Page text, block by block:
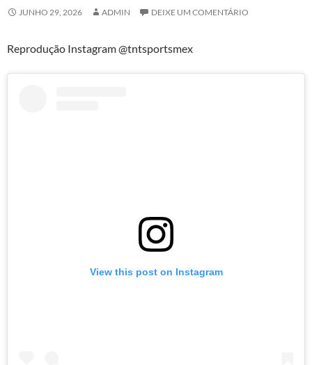
JUNHO 29, 2026 ADMIN DEIXE UM COMENTÁRIO
Reprodução Instagram @tntsportsmex
View this post on Instagram